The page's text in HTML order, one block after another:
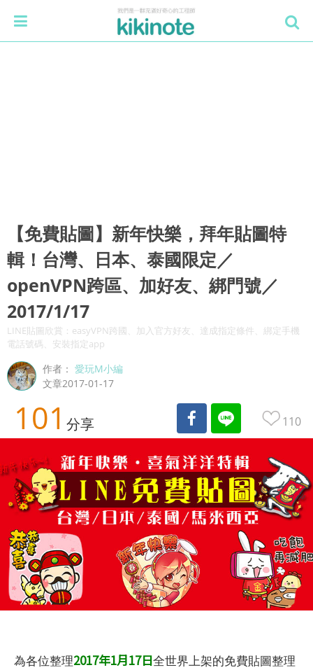
【免費貼圖】新年快樂，拜年貼圖特
輯！台灣、日本、泰國限定／
openVPN跨區、加好友、綁門號／
2017/1/17
LINE貼圖欣賞：easyVPN跨國、加入官方好友、達成指定條件、綁定手機
電話號碼、安裝指定app
作者：愛玩M小編
文章2017-01-17
101 分享 110
為各位整理2017年1月17日全世界上架的免費貼圖整理